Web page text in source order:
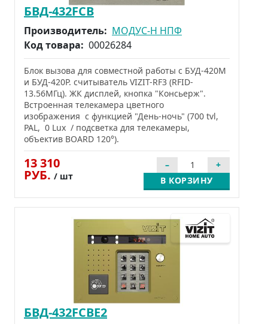
БВД-432FCB
Производитель: МОДУС-Н НПФ
Код товара: 00026284
Блок вызова для совместной работы с БУД-420M
и БУД-420Р. считыватель VIZIT-RF3 (RFID-
13.56МГц). ЖК дисплей, кнопка "Консьерж".
Встроенная телекамера цветного
изображения с функцией "День-ночь" (700 tvl,
PAL, 0 Lux / подсветка для телекамеры,
объектив BOARD 120°).
13 310
РУБ. / шт В КОРЗИНУ
БВД-432FCBE2